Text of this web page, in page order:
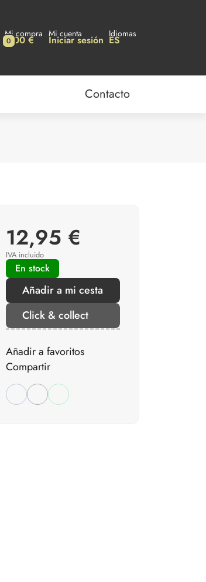
0
Mi compra
0,00 € Mi cuenta
Iniciar sesión Idiomas
ES
Contacto
12,95 €
IVA incluido
En stock
Añadir a mi cesta
Click & collect
Añadir a favoritos
Compartir